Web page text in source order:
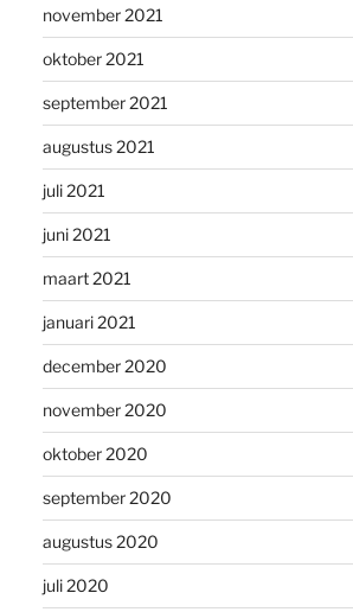
november 2021
oktober 2021
september 2021
augustus 2021
juli 2021
juni 2021
maart 2021
januari 2021
december 2020
november 2020
oktober 2020
september 2020
augustus 2020
juli 2020